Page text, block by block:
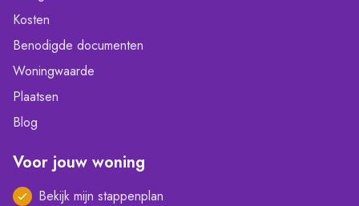
Kosten
Benodigde documenten
Woningwaarde
Plaatsen
Blog
Voor jouw woning
Bekijk mijn stappenplan